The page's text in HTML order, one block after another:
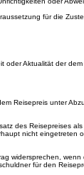
für die
Aktualität der dem
Reisepreis unter
des Reisepreises
nicht eingetreten
widersprechen,
für den